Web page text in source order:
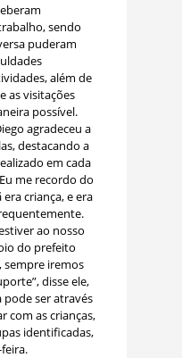
sendo
puderam
além de
as visitações
possível.
agradeceu a
destacando a
em cada
me recordo do
criança, e era
ao nosso
do prefeito
sempre iremos
disse ele,
ser através
com as crianças,
identificadas,